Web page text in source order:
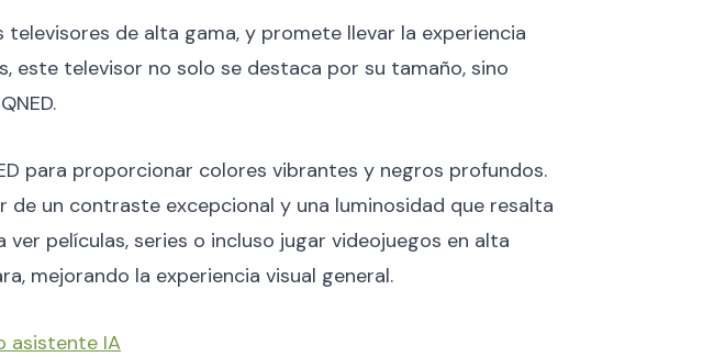
de alta gama, y promete llevar la experiencia
este televisor no solo se destaca por su tamaño, sino
para proporcionar colores vibrantes y negros profundos.
un contraste excepcional y una luminosidad que resalta
películas, series o incluso jugar videojuegos en alta
mejorando la experiencia visual general.
asistente IA